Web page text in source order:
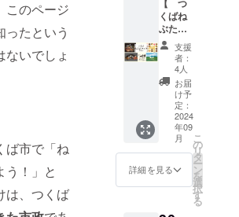
このページ
ったという
ないでしょ
ば市で「ね
う！」と
は、つくば
せ、ご
支援頂
けます
と大変
嬉しく
思いま
す。
ーーー
ーーー
ーーー
ーーー
ーーー
ーーー
ーーー
ーーー
ーーー
ーーー
※ご支援
をして
いただ
く際
に、
『上乗
せ支
するこ
とがで
ーーー
ーーー
ーーー
ーーー
ーーー
※ご支援
をして
いただ
く際
に、
『上乗
せ支
援』を
するこ
す。 つ
くば青
年会議
所一
同、心
からの
感謝を
込めた
メール
をお送
りいた
しま
す。 ※
このリ
は3,000
【 つ
くばね
ぶた
セッ
ト 】
①高級
和紙扇
子 ②
竹うち
わ ③
小田
米 ④
つくば
のお菓
子セッ
ト のリ
支援
者：
4人
お届
け予
定：
2024
年09
月
詳細を見る
こ
の
リ
タ
ー
ン
を
選
択
す
る